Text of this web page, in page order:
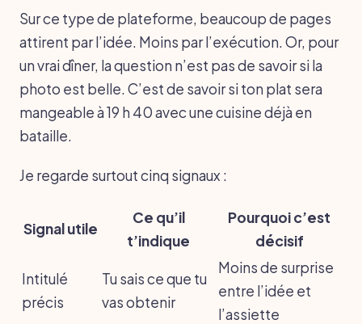
Sur ce type de plateforme, beaucoup de pages
attirent par l’idée. Moins par l’exécution. Or, pour
un vrai dîner, la question n’est pas de savoir si la
photo est belle. C’est de savoir si ton plat sera
mangeable à 19 h 40 avec une cuisine déjà en
bataille.
Je regarde surtout cinq signaux :
Signal utile
Ce qu’il
t’indique
Pourquoi c’est
décisif
Intitulé
précis
Tu sais ce que tu
vas obtenir
Moins de surprise
entre l’idée et
l’assiette